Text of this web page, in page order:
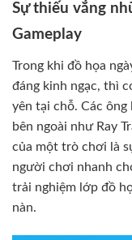
Sự thiếu vắng
Gameplay
Trong khi đồ họa
đáng kinh ngạc, thì
yên tại chỗ. Các ông
bên ngoài như Ray
của một trò chơi là
người chơi nhanh
trải nghiệm lớp đồ
nàn.